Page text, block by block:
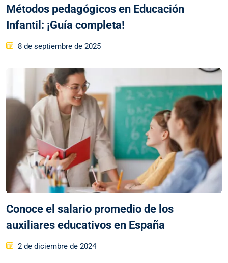
Métodos pedagógicos en Educación
Infantil: ¡Guía completa!
8 de septiembre de 2025
Conoce el salario promedio de los
auxiliares educativos en España
2 de diciembre de 2024